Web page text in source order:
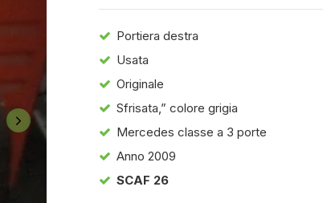
Portiera destra
Usata
Originale
Sfrisata,” colore grigia
Mercedes classe a 3 porte
Anno 2009
SCAF 26